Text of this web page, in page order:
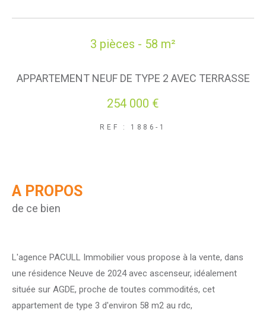
3 pièces - 58 m²
APPARTEMENT NEUF DE TYPE 2 AVEC TERRASSE
254 000 €
REF : 1886-1
A PROPOS
de ce bien
L'agence PACULL Immobilier vous propose à la vente, dans
une résidence Neuve de 2024 avec ascenseur, idéalement
située sur AGDE, proche de toutes commodités, cet
appartement de type 3 d'environ 58 m2 au rdc,